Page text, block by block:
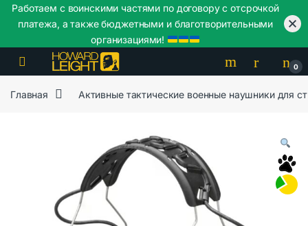
Skip to navigation
Skip to content
0
Главная Активные тактические военные наушники для
Работаем с воинскими частями по договору с отсрочкой
платежа, а также бюджетными и благотворительными
организациями!